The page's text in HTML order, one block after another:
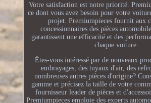
Votre satisfaction est notre priorité.
ce dont vous avez besoin pour votre
projet. Premiumpieces fournit aux
concessionnaires des pièces
garantissent une efficacité et des
chaque voiture.
Êtes-vous intéressé par de nouveaux
embrayages, des tuyaux d'air, des
nombreuses autres pièces d'origine?
gamme et précisez la taille de votre
fournisseur leader de pièces et
Premiumpieces emploie des experts